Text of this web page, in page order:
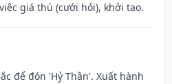
giá thú (cưới hỏi), khởi tạo.
để đón 'Hỷ Thần'. Xuất hành